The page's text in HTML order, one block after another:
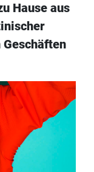
Hause aus